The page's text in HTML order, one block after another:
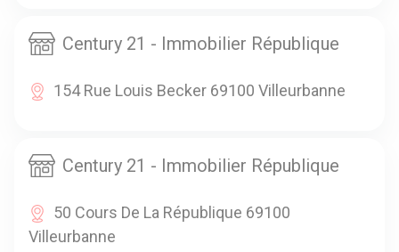
Century 21 - Immobilier République
154 Rue Louis Becker 69100 Villeurbanne
Century 21 - Immobilier République
50 Cours De La République 69100
Villeurbanne